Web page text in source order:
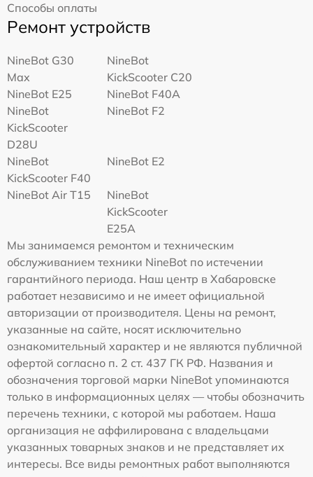
Способы оплаты
Ремонт устройств
NineBot G30
Max
NineBot
KickScooter C20
NineBot E25
NineBot F40A
NineBot
KickScooter
D28U
NineBot F2
NineBot
KickScooter F40
NineBot E2
NineBot Air T15
NineBot
KickScooter
E25A
Мы занимаемся ремонтом и техническим
обслуживанием техники NineBot по истечении
гарантийного периода. Наш центр в Хабаровске
работает независимо и не имеет официальной
авторизации от производителя. Цены на ремонт,
указанные на сайте, носят исключительно
ознакомительный характер и не являются публичной
офертой согласно п. 2 ст. 437 ГК РФ. Названия и
обозначения торговой марки NineBot упоминаются
только в информационных целях — чтобы обозначить
перечень техники, с которой мы работаем. Наша
организация не аффилирована с владельцами
указанных товарных знаков и не представляет их
интересы. Все виды ремонтных работ выполняются